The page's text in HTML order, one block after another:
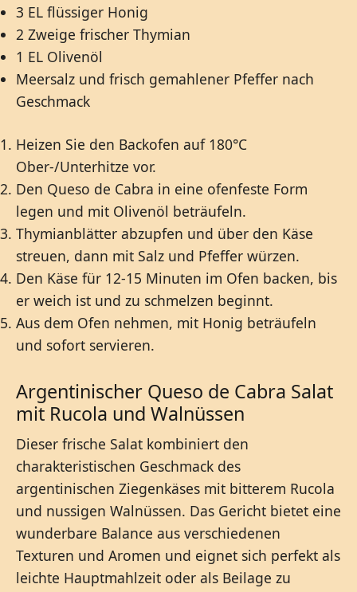
3 EL flüssiger Honig
2 Zweige frischer Thymian
1 EL Olivenöl
Meersalz und frisch gemahlener Pfeffer nach
Geschmack
Heizen Sie den Backofen auf 180°C
Ober-/Unterhitze vor.
Den Queso de Cabra in eine ofenfeste Form
legen und mit Olivenöl beträufeln.
Thymianblätter abzupfen und über den Käse
streuen, dann mit Salz und Pfeffer würzen.
Den Käse für 12-15 Minuten im Ofen backen, bis
er weich ist und zu schmelzen beginnt.
Aus dem Ofen nehmen, mit Honig beträufeln
und sofort servieren.
Argentinischer Queso de Cabra Salat
mit Rucola und Walnüssen
Dieser frische Salat kombiniert den
charakteristischen Geschmack des
argentinischen Ziegenkäses mit bitterem Rucola
und nussigen Walnüssen. Das Gericht bietet eine
wunderbare Balance aus verschiedenen
Texturen und Aromen und eignet sich perfekt als
leichte Hauptmahlzeit oder als Beilage zu